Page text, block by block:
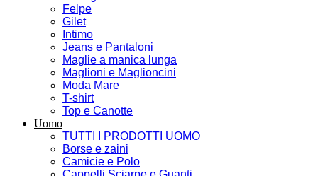
Felpe
Gilet
Intimo
Jeans e Pantaloni
Maglie a manica lunga
Maglioni e Maglioncini
Moda Mare
T-shirt
Top e Canotte
Uomo
TUTTI I PRODOTTI UOMO
Borse e zaini
Camicie e Polo